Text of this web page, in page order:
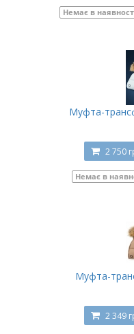
Немає в
Муфта-
2 750
Немає в
Муфта-
2 349